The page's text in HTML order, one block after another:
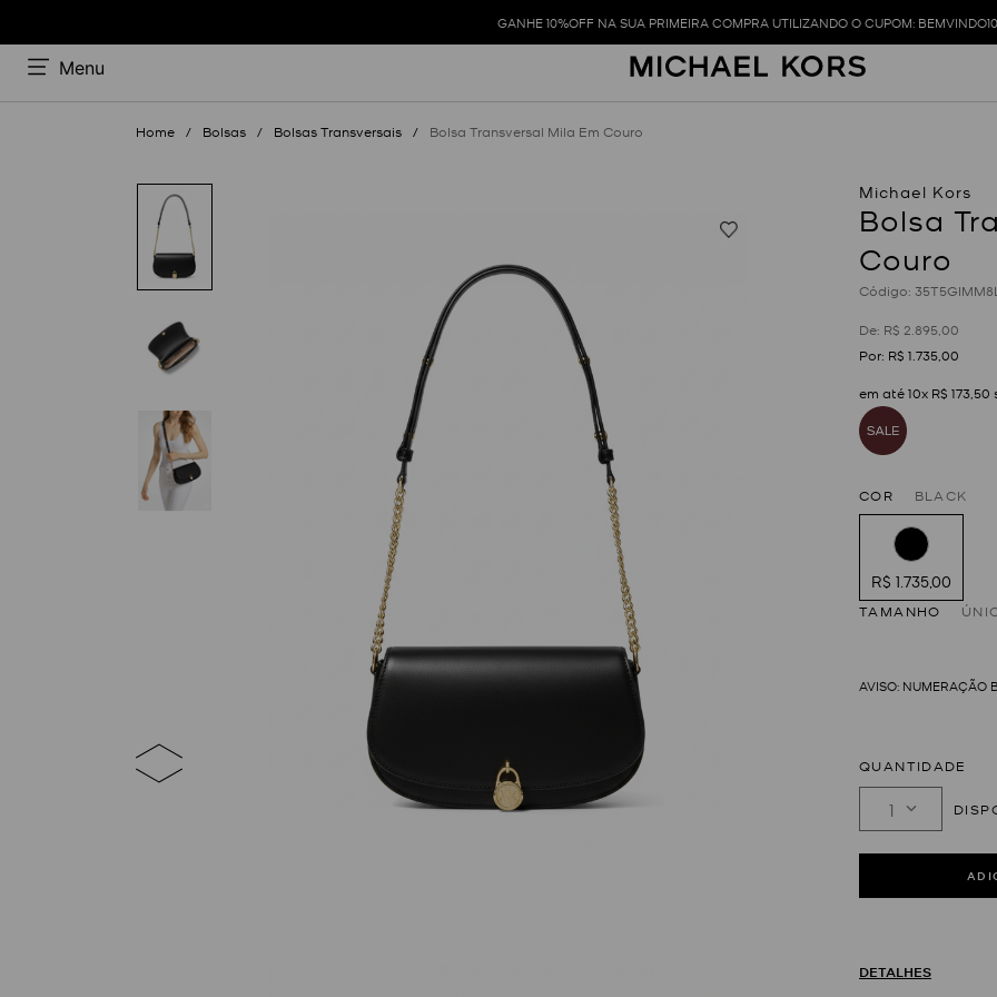
GANHE 10%OFF NA SUA PRIMEIRA COMPRA UTILIZANDO O CUPOM: BEMVINDO10
Menu
Bolsas Bolsas Transversais Bolsa Transversal Mila Em Couro
Bolsa
Couro
:
R$ 2 89500
R$ 1 73500
em até10x R$ 173 50
COR BLACK
R$ 1.735,00
TAMANHO
QUANTIDADE
1
DETALHES